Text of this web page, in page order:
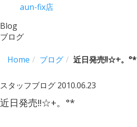
aun-fix店
Blog
ブログ
Home ブログ 近日発売!!☆+。°*
スタッフブログ 2010.06.23
近日発売!!☆+。°*